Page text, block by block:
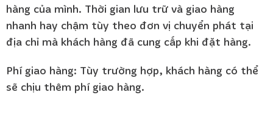
hàng của mình. Thời gian lưu trữ và giao hàng
nhanh hay chậm tùy theo đơn vị chuyển phát tại
địa chỉ mà khách hàng đã cung cấp khi đặt hàng.
Phí giao hàng: Tùy trường hợp, khách hàng có thể
sẽ chịu thêm phí giao hàng.